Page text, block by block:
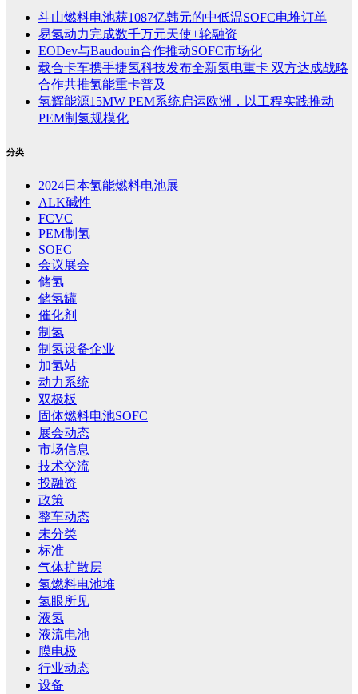
斗山燃料电池获1087亿韩元的中低温SOFC电堆订单
易氢动力完成数千万元天使+轮融资
EODev与Baudouin合作推动SOFC市场化
载合卡车携手捷氢科技发布全新氢电重卡 双方达成战略
合作共推氢能重卡普及
氢辉能源15MW PEM系统启运欧洲，以工程实践推动
PEM制氢规模化
分类
2024日本氢能燃料电池展
ALK碱性
FCVC
PEM制氢
SOEC
会议展会
储氢
储氢罐
催化剂
制氢
制氢设备企业
加氢站
动力系统
双极板
固体燃料电池SOFC
展会动态
市场信息
技术交流
投融资
政策
整车动态
未分类
标准
气体扩散层
氢燃料电池堆
氢眼所见
液氢
液流电池
膜电极
行业动态
设备